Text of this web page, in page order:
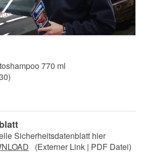
770 ml
)
Sicherheitsdatenblatt hier
(Externer Link | PDF Datei)